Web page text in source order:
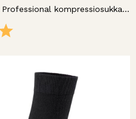
Belsana Sport Professional kompressiosukka polvi